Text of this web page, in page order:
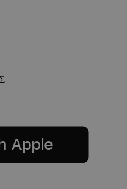
Apple